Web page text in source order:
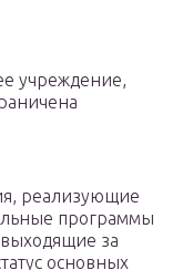
учреждение,
реализующие
программы
за
основных